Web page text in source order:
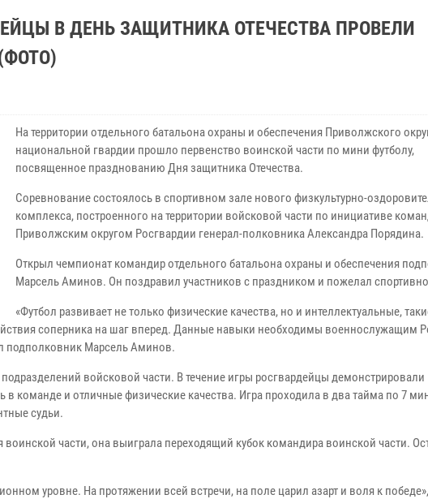
В ДЕНЬ ЗАЩИТНИКА ОТЕЧЕСТВА ПРОВЕЛИ
На территории отдельного батальона охраны и обеспечения Приволжского
национальной гвардии прошло первенство воинской части по мини футболу,
посвященное празднованию Дня защитника Отечества.
Соревнование состоялось в спортивном зале нового физкультурно-
комплекса, построенного на территории войсковой части по инициативе
Приволжским округом Росгвардии генерал-полковника Александра Порядина.
Открыл чемпионат командир отдельного батальона охраны и обеспечения
Марсель Аминов. Он поздравил участников с праздником и пожелал
«Футбол развивает не только физические качества, но и интеллектуальные,
соперника на шаг вперед. Данные навыки необходимы военнослужащим
подполковник Марсель Аминов.
войсковой части. В течение игры росгвардейцы демонстрировали
в команде и отличные физические качества. Игра проходила в два тайма по 7
судьи.
воинской части, она выиграла переходящий кубок командира воинской части.
уровне. На протяжении всей встречи, на поле царил азарт и воля к